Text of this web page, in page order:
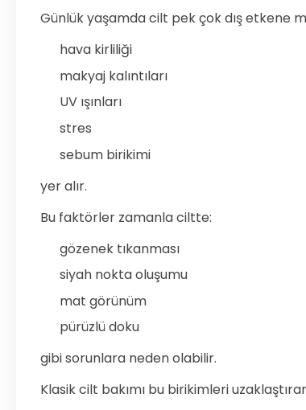
Günlük yaşamda cilt pek çok dış etkene
hava kirliliği
makyaj kalıntıları
UV ışınları
stres
sebum birikimi
yer alır.
Bu faktörler zamanla ciltte:
gözenek tıkanması
siyah nokta oluşumu
mat görünüm
pürüzlü doku
gibi sorunlara neden olabilir.
Klasik cilt bakımı bu birikimleri